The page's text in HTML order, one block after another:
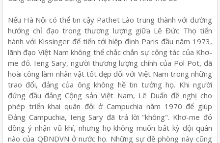
Nếu Hà Nội có thể tin cậy Pathet Lào trung thành với đường
hướng chỉ đạo trong thương lượng giữa Lê Đức Thọ tiến
hành với Kissinger để tiến tới hiệp định Paris đầu năm 1973,
lãnh đạo Việt Nam không thể chắc chắn sự cộng tác của Khơ-
me đỏ. Ieng Sary, người thương lượng chính của Pol Pot, đã
hoài công làm nhân vật tốt đẹp đối với Việt Nam trong những
trao đổi, đảng của ông không hề tin tưởng họ. Khi người
đứng đầu đảng Cộng sản Việt Nam, Lê Duẩn đề nghị cho
phép triển khai quân đội ở Campuchia năm 1970 để giúp
Đảng Campuchia, Ieng Sary đã trả lời "không". Khơ-me đỏ
đồng ý nhận vũ khí, nhưng họ không muốn bất kỳ đội quân
nào của QĐNDVN ở nước họ. Những sự đề phòng này cũng